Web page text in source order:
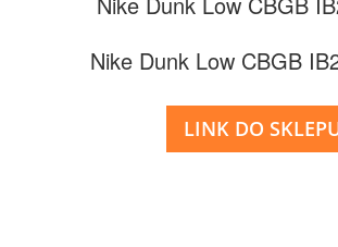
LINK DO